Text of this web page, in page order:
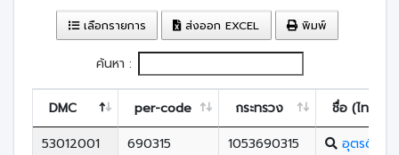
เลือกรายการ ส่งออก EXCEL พิมพ์
ค้นหา :
DMC per-code กระทรวง
ชื่อ (ไทย)
53012001
690315 1053690315 อุตรดิตถ์